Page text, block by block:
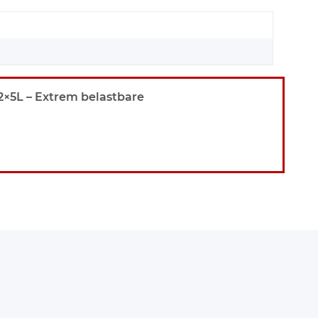
– Extrem belastbare